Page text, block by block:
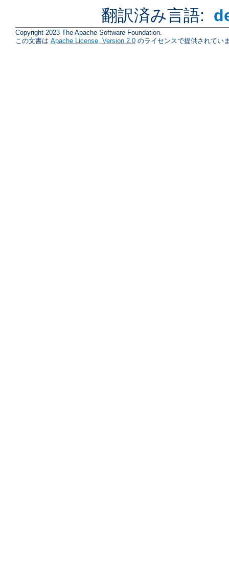
翻訳済み言語:
Copyright 2023 The Apache Software Foundation.
この文書は Apache License, Version 2.0 のライセンスで提供されてい